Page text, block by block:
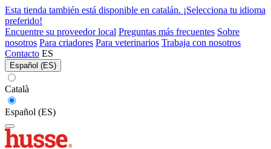
Esta tienda también está disponible en catalán. ¡Selecciona tu idioma
preferido!
Encuentre su proveedor local Preguntas más frecuentes Sobre
nosotros Para criadores Para veterinarios Trabaja con nosotros
Contacto ES
Español (ES)
Català
Español (ES)